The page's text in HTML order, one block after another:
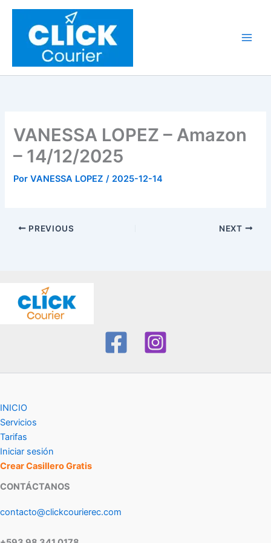
contenido
VANESSA LOPEZ – Amazon
– 14/12/2025
PorVANESSA LOPEZ/ 2025-12-14
PREVIOUS NEXT
INICIO
Servicios
Tarifas
Iniciar sesión
Crear Casillero Gratis
CONTÁCTANOS
contacto@clickcourierec.com